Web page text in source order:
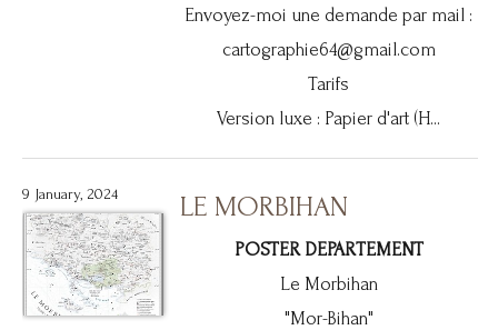
Envoyez-moi une demande par mail :
cartographie64@gmail.com
Tarifs
Version luxe : Papier d'art (H...
9 January, 2024 LE MORBIHAN
POSTER DEPARTEMENT
Le Morbihan
"Mor-Bihan"